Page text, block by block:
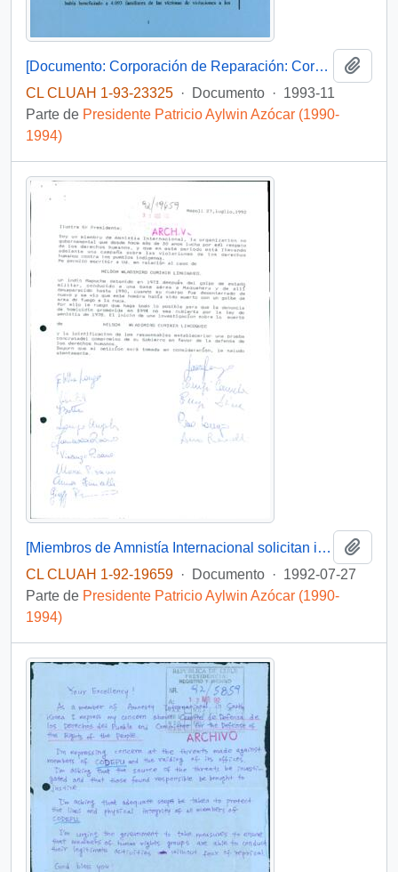
[Documento: Corporación de Reparación: Corporación de Promoción de la Democracia - Area Instituciones]
CL CLUAH 1-93-23325 · Documento · 1993-11
Parte de Presidente Patricio Aylwin Azócar (1990-
1994)
[Miembros de Amnistía Internacional solicitan investigar la muerte de un mapuche en 1973]
CL CLUAH 1-92-19659 · Documento · 1992-07-27
Parte de Presidente Patricio Aylwin Azócar (1990-
1994)